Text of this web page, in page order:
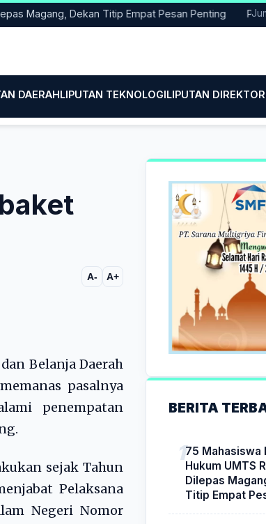
Dekan Titip Empat Pesan Penting Pacitan
DAERAHLIPUTAN TEKNOLOGILIPUTAN
A- A+
Belanja Daerah
pasalnya
penempatan
sejak Tahun
Pelaksana
Negeri Nomor
BERITA
75 Mahasiswa
Hukum UMTS
Dilepas
Titip Empat